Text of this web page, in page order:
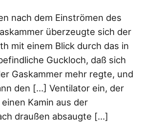
nach dem Einströmen des
überzeugte sich der
mit einem Blick durch das in
Guckloch, daß sich
Gaskammer mehr regte, und
den […] Ventilator ein, der
Kamin aus der
draußen absaugte […]